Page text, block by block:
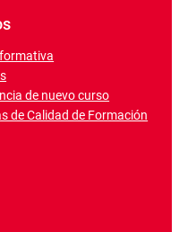
de nuevo curso
de Calidad de Formación